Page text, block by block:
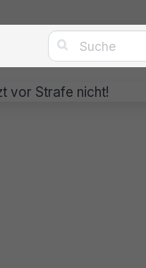

vor Strafe nicht!